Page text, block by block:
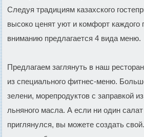
Следуя традициям казахского
высоко ценят уют и комфорт каждого
вниманию предлагается 4 вида меню.
Предлагаем заглянуть в наш
из специального фитнес-меню.
зелени, морепродуктов с заправкой
льняного масла. А если ни один
приглянулся, вы можете создать